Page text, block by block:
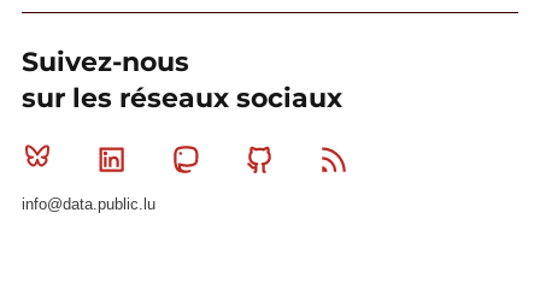
Suivez-nous
sur les réseaux sociaux
Bluesky Linkedin MastodonGithub
info@data.public.lu